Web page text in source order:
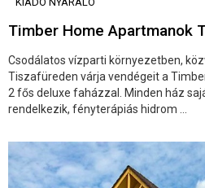
Timber Home Apartmanok
Csodálatos vízparti környezetben,
Tiszafüreden várja vendégeit a
2 fős deluxe faházzal. Minden ház
rendelkezik, fényterápiás hidrom ...